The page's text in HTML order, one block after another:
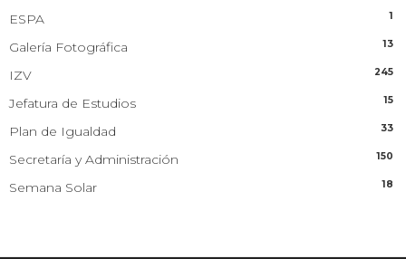
ESPA 1
Galería Fotográfica 13
IZV 245
Jefatura de Estudios 15
Plan de Igualdad 33
Secretaría y Administración 150
Semana Solar 18